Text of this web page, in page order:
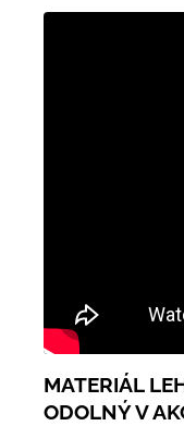
MATERIÁL
ODOLNÝ V